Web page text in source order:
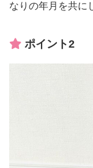
なりの年月を共に
ポイント2